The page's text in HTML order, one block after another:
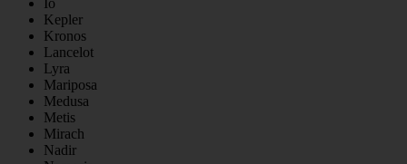
Kepler
Kronos
Lancelot
Lyra
Mariposa
Medusa
Metis
Mirach
Nadir